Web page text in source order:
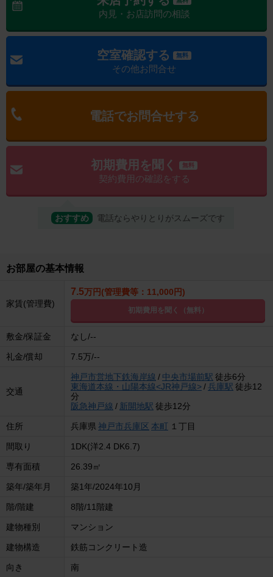
内見・お店訪問の相談
空室確認する 無料
その他お問合せ
電話でお問合せする
初期費用を聞く 無料
契約費用の確認をする
おすすめ 電話ならやりとりがスムーズです
お部屋の基本情報
家賃(管理費)
7.5万円(管理費等：11,000円)
初期費用を聞く（無料）
敷金/保証金 なし/--
礼金/償却 7.5万/--
交通
神戸市営地下鉄海岸線 / 中央市場前駅 徒歩6分
東海道本線・山陽本線<JR神戸線>/ 兵庫駅 徒歩12
分
阪急神戸線 / 新開地駅 徒歩12分
住所 兵庫県 神戸市兵庫区 本町 １丁目
間取り 1DK(洋2.4 DK6.7)
専有面積 26.39㎡
築年/築年月 築1年/2024年10月
階/階建 8階/11階建
建物種別 マンション
建物構造 鉄筋コンクリート造
向き 南